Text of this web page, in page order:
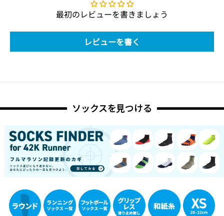
最初のレビューを書きましょう
レビューを書く
ソックスを見つける